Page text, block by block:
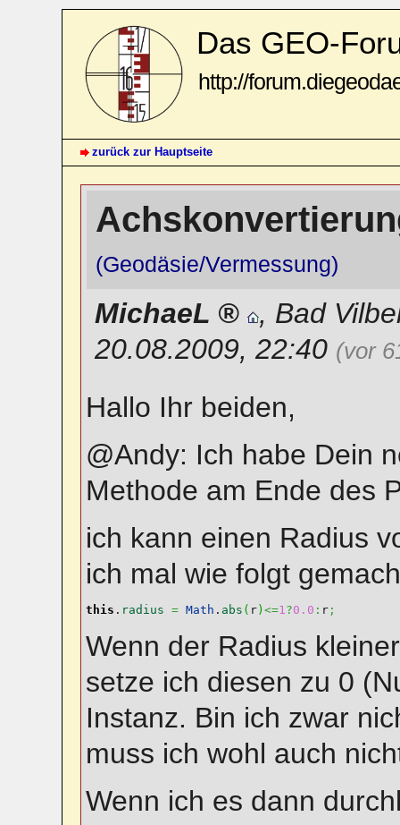
Das GEO-
http://
zurück zur Hauptseite
(Geodäsie/Vermessung)
MichaeL , Bad
20.08.2009, 22:40 (vor
Hallo Ihr beiden,
@Andy: Ich habe Dein
Methode am Ende des
ich kann einen Radius
ich mal wie folgt
this . radius = Math . abs ( r) <=1?0.0 : r;
Wenn der Radius
setze ich diesen zu 0
Instanz. Bin ich zwar
muss ich wohl auch
Wenn ich es dann